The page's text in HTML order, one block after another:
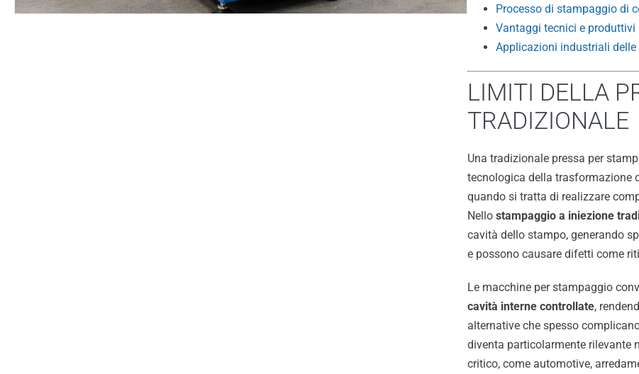
Processo di stampaggio di
Vantaggi tecnici e produttivi
Applicazioni industriali
LIMITI DELLA
TRADIZIONALE
Una tradizionale pressa per
tecnologica della trasformazione
quando si tratta di realizzare
Nello stampaggio a iniezione
cavità dello stampo, generando
e possono causare difetti come
Le macchine per stampaggio
cavità interne controllate,
alternative che spesso
diventa particolarmente rilevante
critico, come automotive,